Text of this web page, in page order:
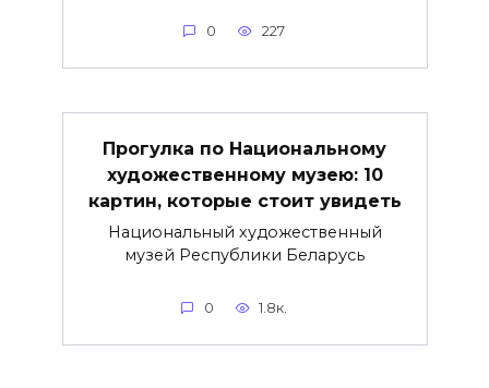
0 227
Прогулка по Национальному
художественному музею: 10
картин, которые стоит увидеть
Национальный художественный
музей Республики Беларусь
0 1.8к.